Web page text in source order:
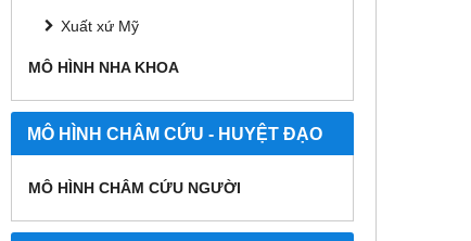
Xuất xứ Mỹ
MÔ HÌNH NHA KHOA
MÔ HÌNH CHÂM CỨU - HUYỆT ĐẠO
MÔ HÌNH CHÂM CỨU NGƯỜI